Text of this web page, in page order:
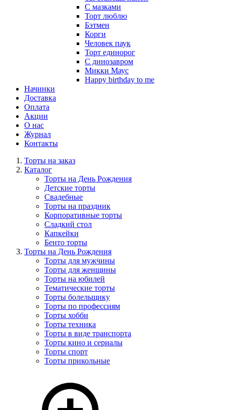
С мазками
Торт люблю
Бэтмен
Корги
Человек паук
Торт единорог
С динозавром
Микки Маус
Happy birthday to me
Начинки
Доставка
Оплата
Акции
О нас
Журнал
Контакты
Торты на заказ
Каталог
Торты на День Рождения
Детские торты
Свадебные
Торты на праздник
Корпоративные торты
Сладкий стол
Капкейки
Бенто торты
Торты на День Рождения
Торты для мужчины
Торты для женщины
Торты на юбилей
Тематические торты
Торты болельщику
Торты по профессиям
Торты хобби
Торты техника
Торты в виде транспорта
Торты кино и сериалы
Торты спорт
Торты прикольные